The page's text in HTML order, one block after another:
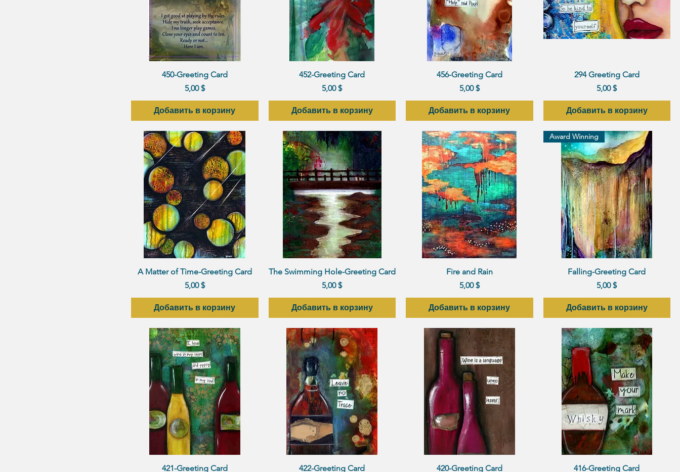
Быстрый просмотр
450-Greeting Card
Цена
5,00 $
Добавить в корзину
Быстрый просмотр
452-Greeting Card
Цена
5,00 $
Добавить в корзину
Быстрый просмотр
456-Greeting Card
Цена
5,00 $
Добавить в корзину
Быстрый просмотр
294 Greeting Card
Цена
5,00 $
Добавить в корзину
Быстрый просмотр
A Matter of Time-Greeting Card
Цена
5,00 $
Добавить в корзину
Быстрый просмотр
The Swimming Hole-Greeting Card
Цена
5,00 $
Добавить в корзину
Быстрый просмотр
Fire and Rain
Цена
5,00 $
Добавить в корзину
Быстрый просмотр
Award Winning
Falling-Greeting Card
Цена
5,00 $
Добавить в корзину
Быстрый просмотр
421-Greeting Card
Быстрый просмотр
422-Greeting Card
Быстрый просмотр
420-Greeting Card
Быстрый просмотр
416-Greeting Card